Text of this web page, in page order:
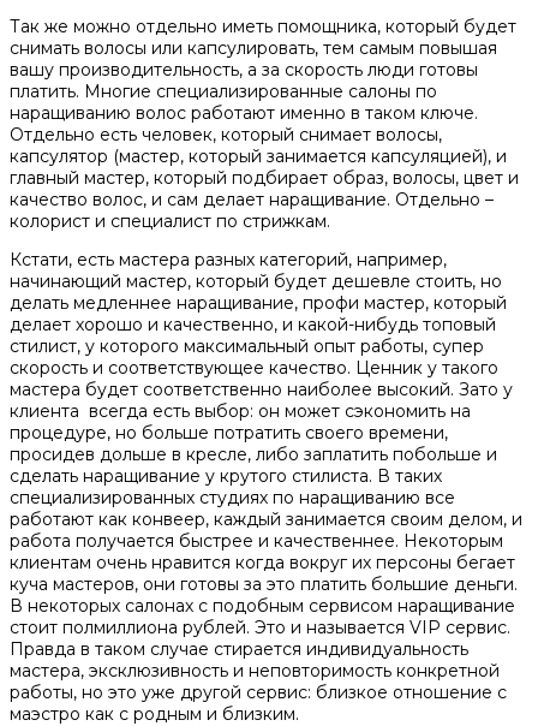
Так же можно отдельно иметь помощника, который будет
снимать волосы или капсулировать, тем самым повышая
вашу производительность, а за скорость люди готовы
платить. Многие специализированные салоны по
наращиванию волос работают именно в таком ключе.
Отдельно есть человек, который снимает волосы,
капсулятор (мастер, который занимается капсуляцией), и
главный мастер, который подбирает образ, волосы, цвет и
качество волос, и сам делает наращивание. Отдельно –
колорист и специалист по стрижкам.
Кстати, есть мастера разных категорий, например,
начинающий мастер, который будет дешевле стоить, но
делать медленнее наращивание, профи мастер, который
делает хорошо и качественно, и какой-нибудь топовый
стилист, у которого максимальный опыт работы, супер
скорость и соответствующее качество. Ценник у такого
мастера будет соответственно наиболее высокий. Зато у
клиента всегда есть выбор: он может сэкономить на
процедуре, но больше потратить своего времени,
просидев дольше в кресле, либо заплатить побольше и
сделать наращивание у крутого стилиста. В таких
специализированных студиях по наращиванию все
работают как конвеер, каждый занимается своим делом, и
работа получается быстрее и качественнее. Некоторым
клиентам очень нравится когда вокруг их персоны бегает
куча мастеров, они готовы за это платить большие деньги.
В некоторых салонах с подобным сервисом наращивание
стоит полмиллиона рублей. Это и называется VIP сервис.
Правда в таком случае стирается индивидуальность
мастера, эксклюзивность и неповторимость конкретной
работы, но это уже другой сервис: близкое отношение с
маэстро как с родным и близким.